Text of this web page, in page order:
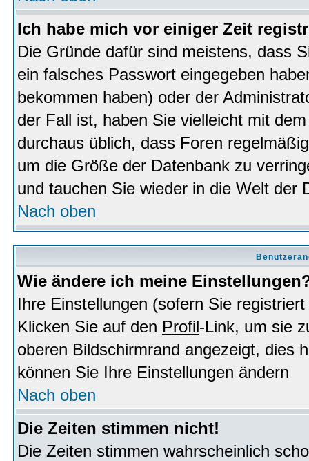
Ich habe mich vor einiger Zeit
Die Gründe dafür sind meistens, dass
ein falsches Passwort eingegeben
bekommen haben) oder der
der Fall ist, haben Sie vielleicht mit
durchaus üblich, dass Foren
um die Größe der Datenbank zu
und tauchen Sie wieder in die Welt der
Nach oben
Wie ändere ich meine
Ihre Einstellungen (sofern Sie
Klicken Sie auf den Profil-Link, um sie
oberen Bildschirmrand angezeigt, dies
können Sie Ihre Einstellungen ändern
Nach oben
Die Zeiten stimmen nicht!
Die Zeiten stimmen wahrscheinlich